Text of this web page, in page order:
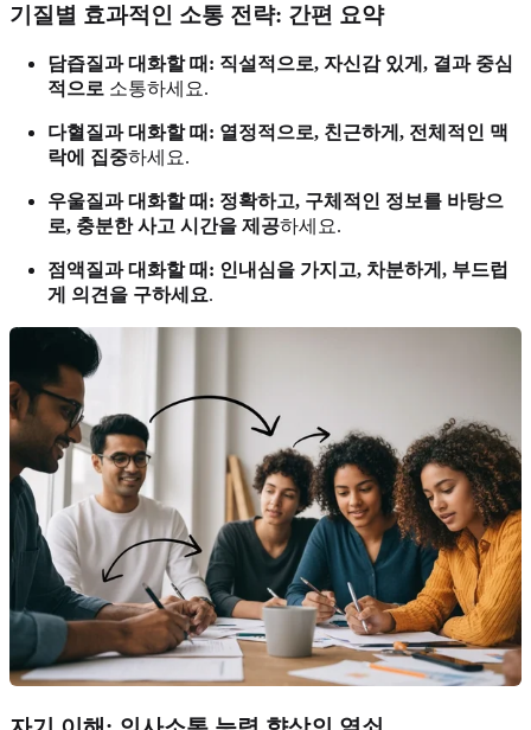
기질별 효과적인 소통 전략: 간편 요약
담즙질과 대화할 때: 직설적으로, 자신감 있게, 결과 중심
적으로 소통하세요.
다혈질과 대화할 때: 열정적으로, 친근하게, 전체적인 맥
락에 집중하세요.
우울질과 대화할 때: 정확하고, 구체적인 정보를 바탕으
로, 충분한 사고 시간을 제공하세요.
점액질과 대화할 때: 인내심을 가지고, 차분하게, 부드럽
게 의견을 구하세요.